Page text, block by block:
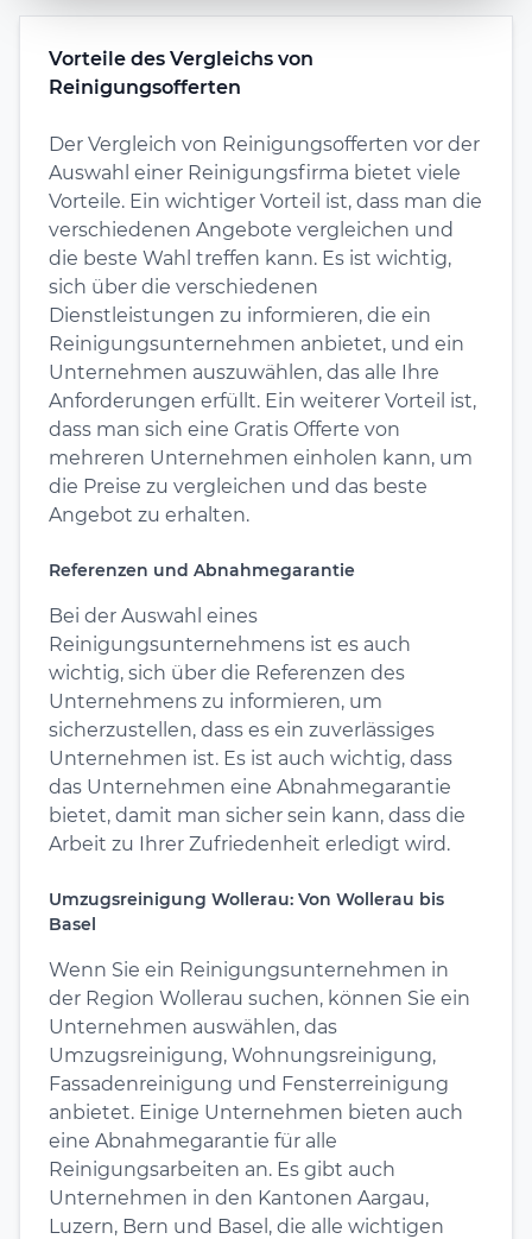
Vorteile des Vergleichs von
Reinigungsofferten
Der Vergleich von Reinigungsofferten vor der
Auswahl einer Reinigungsfirma bietet viele
Vorteile. Ein wichtiger Vorteil ist, dass man die
verschiedenen Angebote vergleichen und
die beste Wahl treffen kann. Es ist wichtig,
sich über die verschiedenen
Dienstleistungen zu informieren, die ein
Reinigungsunternehmen anbietet, und ein
Unternehmen auszuwählen, das alle Ihre
Anforderungen erfüllt. Ein weiterer Vorteil ist,
dass man sich eine Gratis Offerte von
mehreren Unternehmen einholen kann, um
die Preise zu vergleichen und das beste
Angebot zu erhalten.
Referenzen und Abnahmegarantie
Bei der Auswahl eines
Reinigungsunternehmens ist es auch
wichtig, sich über die Referenzen des
Unternehmens zu informieren, um
sicherzustellen, dass es ein zuverlässiges
Unternehmen ist. Es ist auch wichtig, dass
das Unternehmen eine Abnahmegarantie
bietet, damit man sicher sein kann, dass die
Arbeit zu Ihrer Zufriedenheit erledigt wird.
Umzugsreinigung Wollerau: Von Wollerau bis
Basel
Wenn Sie ein Reinigungsunternehmen in
der Region Wollerau suchen, können Sie ein
Unternehmen auswählen, das
Umzugsreinigung, Wohnungsreinigung,
Fassadenreinigung und Fensterreinigung
anbietet. Einige Unternehmen bieten auch
eine Abnahmegarantie für alle
Reinigungsarbeiten an. Es gibt auch
Unternehmen in den Kantonen Aargau,
Luzern, Bern und Basel, die alle wichtigen